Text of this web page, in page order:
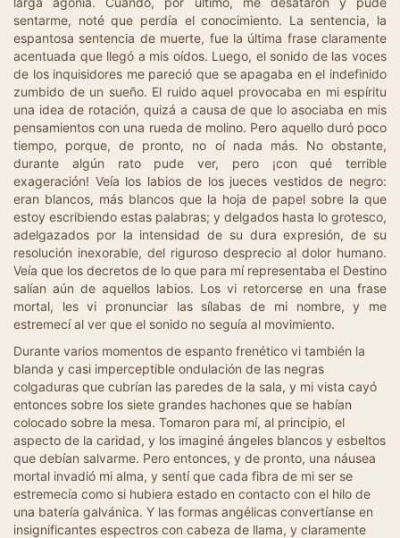
sentarme, noté que perdía el conocimiento. La sentencia, la
espantosa sentencia de muerte, fue la última frase claramente
acentuada que llegó a mis oídos. Luego, el sonido de las voces
de los inquisidores me pareció que se apagaba en el indefinido
zumbido de un sueño. El ruido aquel provocaba en mi espíritu
una idea de rotación, quizá a causa de que lo asociaba en mis
pensamientos con una rueda de molino. Pero aquello duró poco
tiempo, porque, de pronto, no oí nada más. No obstante,
durante algún rato pude ver, pero ¡con qué terrible
exageración! Veía los labios de los jueces vestidos de negro:
eran blancos, más blancos que la hoja de papel sobre la que
estoy escribiendo estas palabras; y delgados hasta lo grotesco,
adelgazados por la intensidad de su dura expresión, de su
resolución inexorable, del riguroso desprecio al dolor humano.
Veía que los decretos de lo que para mí representaba el Destino
salían aún de aquellos labios. Los vi retorcerse en una frase
mortal, les vi pronunciar las sílabas de mi nombre, y me
estremecí al ver que el sonido no seguía al movimiento.
Durante varios momentos de espanto frenético vi también la
blanda y casi imperceptible ondulación de las negras
colgaduras que cubrían las paredes de la sala, y mi vista cayó
entonces sobre los siete grandes hachones que se habían
colocado sobre la mesa. Tomaron para mí, al principio, el
aspecto de la caridad, y los imaginé ángeles blancos y esbeltos
que debían salvarme. Pero entonces, y de pronto, una náusea
mortal invadió mi alma, y sentí que cada fibra de mi ser se
estremecía como si hubiera estado en contacto con el hilo de
una batería galvánica. Y las formas angélicas convertíanse en
insignificantes espectros con cabeza de llama, y claramente